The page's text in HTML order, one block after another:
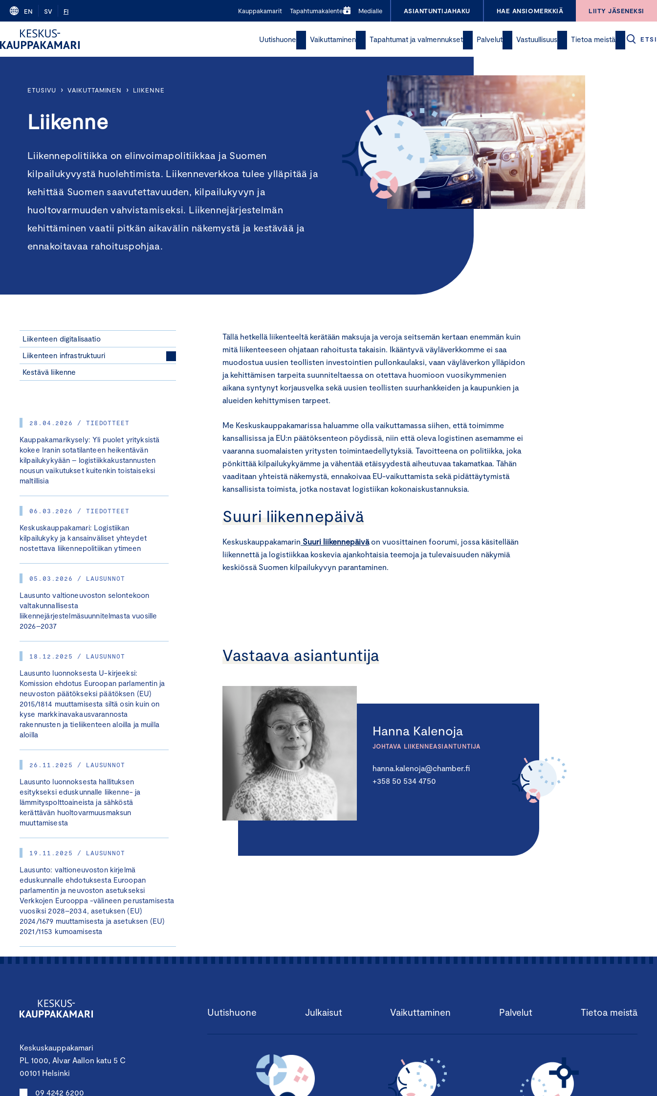
Skip
content
EN SV FI Kauppakamarit Tapahtumakalenteri Medialle ASIANTUNTIJAHAKU HAE ANSIOMERKKIÄ LIITY JÄSENEKSI
Uutishuone Vaikuttaminen Tapahtumat ja valmennukset Palvelut Vastuullisuus Tietoa meistä ETSI
ETUSIVU › VAIKUTTAMINEN › LIIKENNE
Liikenne
Liikennepolitiikka on elinvoimapolitiikkaa ja Suomen
kilpailukyvystä huolehtimista. Liikenneverkkoa tulee ylläpitää ja
kehittää Suomen saavutettavuuden, kilpailukyvyn ja
huoltovarmuuden vahvistamiseksi. Liikennejärjestelmän
kehittäminen vaatii pitkän aikavälin näkemystä ja kestävää ja
ennakoitavaa rahoituspohjaa.
Liikenteen digitalisaatio
Liikenteen infrastruktuuri
Kestävä liikenne
28.04.2026 / TIEDOTTEET
Kauppakamarikysely: Yli puolet yrityksistä
kokee Iranin sotatilanteen heikentävän
kilpailukykyään – logistiikkakustannusten
nousun vaikutukset kuitenkin toistaiseksi
maltillisia
06.03.2026 / TIEDOTTEET
Keskuskauppakamari: Logistiikan
kilpailukyky ja kansainväliset yhteydet
nostettava liikennepolitiikan ytimeen
05.03.2026 / LAUSUNNOT
Lausunto valtioneuvoston selontekoon
valtakunnallisesta
liikennejärjestelmäsuunnitelmasta vuosille
2026–2037
18.12.2025 / LAUSUNNOT
Lausunto luonnoksesta U-kirjeeksi:
Komission ehdotus Euroopan parlamentin ja
neuvoston päätökseksi päätöksen (EU)
2015/1814 muuttamisesta siltä osin kuin on
kyse markkinavakausvarannosta
rakennusten ja tieliikenteen aloilla ja muilla
aloilla
26.11.2025 / LAUSUNNOT
Lausunto luonnoksesta hallituksen
esitykseksi eduskunnalle liikenne- ja
lämmityspolttoaineista ja sähköstä
kerättävän huoltovarmuusmaksun
muuttamisesta
19.11.2025 / LAUSUNNOT
Lausunto: valtioneuvoston kirjelmä
eduskunnalle ehdotuksesta Euroopan
parlamentin ja neuvoston asetukseksi
Verkkojen Eurooppa -välineen perustamisesta
vuosiksi 2028–2034, asetuksen (EU)
2024/1679 muuttamisesta ja asetuksen (EU)
2021/1153 kumoamisesta
Tällä hetkellä liikenteeltä kerätään maksuja ja veroja seitsemän kertaan enemmän kuin
mitä liikenteeseen ohjataan rahoitusta takaisin. Ikääntyvä väyläverkkomme ei saa
muodostua uusien teollisten investointien pullonkaulaksi, vaan väyläverkon ylläpidon
ja kehittämisen tarpeita suunniteltaessa on otettava huomioon vuosikymmenien
aikana syntynyt korjausvelka sekä uusien teollisten suurhankkeiden ja kaupunkien ja
alueiden kehittymisen tarpeet.
Me Keskuskauppakamarissa haluamme olla vaikuttamassa siihen, että toimimme
kansallisissa ja EU:n päätöksenteon pöydissä, niin että oleva logistinen asemamme ei
vaaranna suomalaisten yritysten toimintaedellytyksiä. Tavoitteena on politiikka, joka
pönkittää kilpailukykyämme ja vähentää etäisyydestä aiheutuvaa takamatkaa. Tähän
vaaditaan yhteistä näkemystä, ennakoivaa EU-vaikuttamista sekä pidättäytymistä
kansallisista toimista, jotka nostavat logistiikan kokonaiskustannuksia.
Suuri liikennepäivä
Keskuskauppakamarin Suuri liikennepäiväon vuosittainen foorumi, jossa käsitellään
liikennettä ja logistiikkaa koskevia ajankohtaisia teemoja ja tulevaisuuden näkymiä
keskiössä Suomen kilpailukyvyn parantaminen.
Vastaava asiantuntija
Hanna Kalenoja
JOHTAVA LIIKENNEASIANTUNTIJA
hanna.kalenoja@chamber.fi
+358 50 534 4750
Keskuskauppakamari
PL 1000, Alvar Aallon katu 5 C
00101 Helsinki
09 4242 6200
Uutishuone Julkaisut Vaikuttaminen Palvelut Tietoa meistä